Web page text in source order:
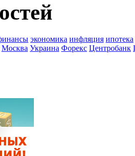
экономика инфляция ипотека
Москва Украина Форекс Центробанк